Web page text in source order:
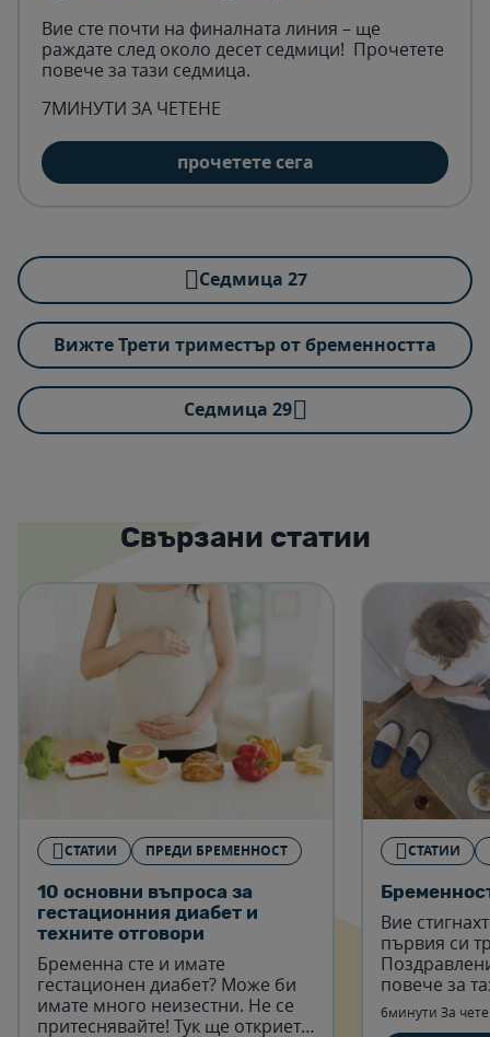
Вие сте почти на финалната линия – ще
раждате след около десет седмици! Прочетете
повече за тази седмица.
7МИНУТИ ЗА ЧЕТЕНЕ
прочетете сега
Cедмица 27
Вижте Трети триместър от бременността
Cедмица 29
Свързани статии
СТАТИИ ПРЕДИ БРЕМЕННОСТ
10 основни въпроса за
гестационния диабет и
техните отговори
Бременна сте и имате
гестационен диабет? Може би
имате много неизестни. Не се
притеснявайте! Тук ще откриете
СТАТИИ
Вие
първия си
повече за
6минути За